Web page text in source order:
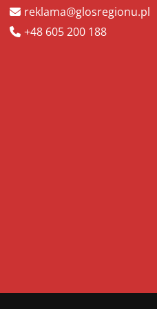
reklama@glosregionu.pl
+48 605 200 188